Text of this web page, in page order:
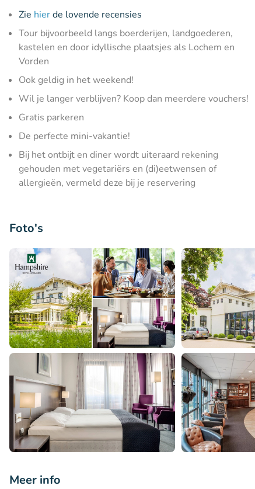
Zie hierde lovende recensies
Tour bijvoorbeeld langs boerderijen, landgoederen,
kastelen en door idyllische plaatsjes als Lochem en
Vorden
Ook geldig in het weekend!
Wil je langer verblijven? Koop dan meerdere vouchers!
Gratis parkeren
De perfecte mini-vakantie!
Bij het ontbijt en diner wordt uiteraard rekening
gehouden met vegetariërs en (di)eetwensen of
allergieën, vermeld deze bij je reservering
Foto's
Meer info